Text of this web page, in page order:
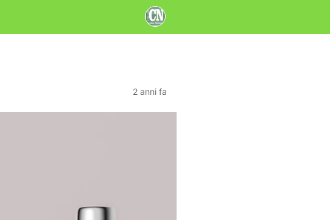
2 anni fa